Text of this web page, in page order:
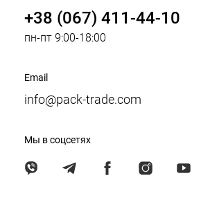
+38 (067) 411-44-10
пн-пт 9:00-18:00
Email
info@pack-trade.com
Мы в соцсетях